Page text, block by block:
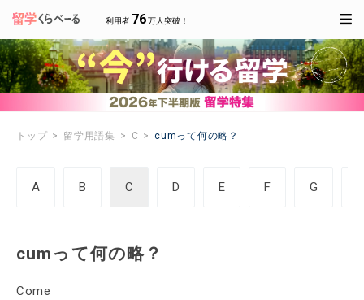
利用者 76万人突破！
トップ 留学用語集 C cumって何の略？
A B C D E F G
cumって何の略？
Come